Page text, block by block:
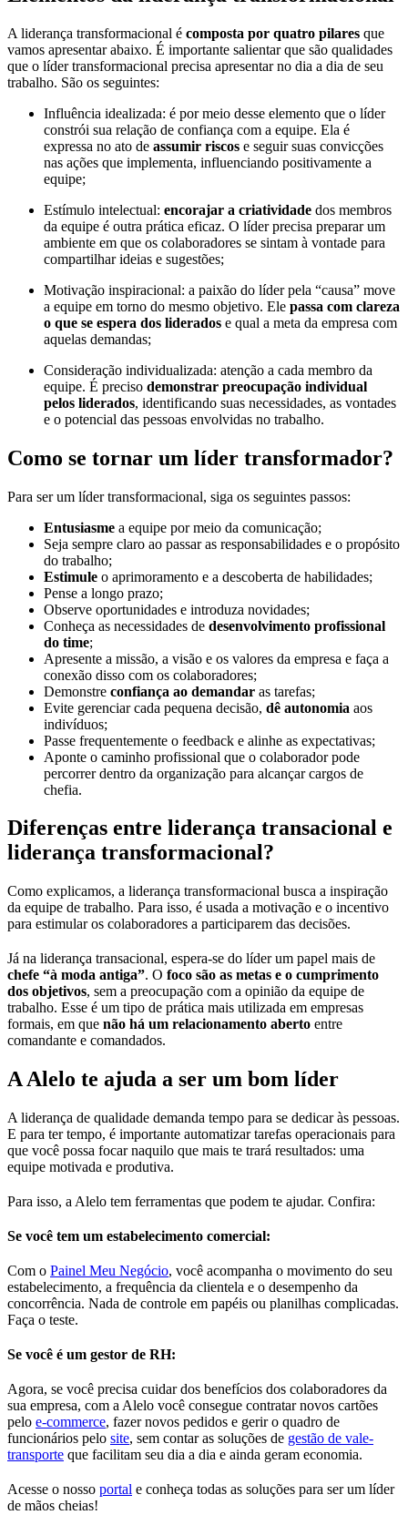
A liderança transformacional é composta por quatro pilares que
vamos apresentar abaixo. É importante salientar que são qualidades
que o líder transformacional precisa apresentar no dia a dia de seu
trabalho. São os seguintes:
Influência idealizada: é por meio desse elemento que o líder
constrói sua relação de confiança com a equipe. Ela é
expressa no ato de assumir riscos e seguir suas convicções
nas ações que implementa, influenciando positivamente a
equipe;
Estímulo intelectual: encorajar a criatividade dos membros
da equipe é outra prática eficaz. O líder precisa preparar um
ambiente em que os colaboradores se sintam à vontade para
compartilhar ideias e sugestões;
Motivação inspiracional: a paixão do líder pela “causa” move
a equipe em torno do mesmo objetivo. Ele passa com clareza
o que se espera dos liderados e qual a meta da empresa com
aquelas demandas;
Consideração individualizada: atenção a cada membro da
equipe. É preciso demonstrar preocupação individual
pelos liderados, identificando suas necessidades, as vontades
e o potencial das pessoas envolvidas no trabalho.
Como se tornar um líder transformador?
Para ser um líder transformacional, siga os seguintes passos:
Entusiasme a equipe por meio da comunicação;
Seja sempre claro ao passar as responsabilidades e o propósito
do trabalho;
Estimule o aprimoramento e a descoberta de habilidades;
Pense a longo prazo;
Observe oportunidades e introduza novidades;
Conheça as necessidades de desenvolvimento profissional
do time;
Apresente a missão, a visão e os valores da empresa e faça a
conexão disso com os colaboradores;
Demonstre confiança ao demandar as tarefas;
Evite gerenciar cada pequena decisão, dê autonomia aos
indivíduos;
Passe frequentemente o feedback e alinhe as expectativas;
Aponte o caminho profissional que o colaborador pode
percorrer dentro da organização para alcançar cargos de
chefia.
Diferenças entre liderança transacional e
liderança transformacional?
Como explicamos, a liderança transformacional busca a inspiração
da equipe de trabalho. Para isso, é usada a motivação e o incentivo
para estimular os colaboradores a participarem das decisões.
Já na liderança transacional, espera-se do líder um papel mais de
chefe “à moda antiga”. O foco são as metas e o cumprimento
dos objetivos, sem a preocupação com a opinião da equipe de
trabalho. Esse é um tipo de prática mais utilizada em empresas
formais, em que não há um relacionamento aberto entre
comandante e comandados.
A Alelo te ajuda a ser um bom líder
A liderança de qualidade demanda tempo para se dedicar às pessoas.
E para ter tempo, é importante automatizar tarefas operacionais para
que você possa focar naquilo que mais te trará resultados: uma
equipe motivada e produtiva.
Para isso, a Alelo tem ferramentas que podem te ajudar. Confira:
Se você tem um estabelecimento comercial:
Com o Painel Meu Negócio, você acompanha o movimento do seu
estabelecimento, a frequência da clientela e o desempenho da
concorrência. Nada de controle em papéis ou planilhas complicadas.
Faça o teste.
Se você é um gestor de RH:
Agora, se você precisa cuidar dos benefícios dos colaboradores da
sua empresa, com a Alelo você consegue contratar novos cartões
pelo e-commerce, fazer novos pedidos e gerir o quadro de
funcionários pelo site, sem contar as soluções de gestão de vale-
transporte que facilitam seu dia a dia e ainda geram economia.
Acesse o nosso portal e conheça todas as soluções para ser um líder
de mãos cheias!